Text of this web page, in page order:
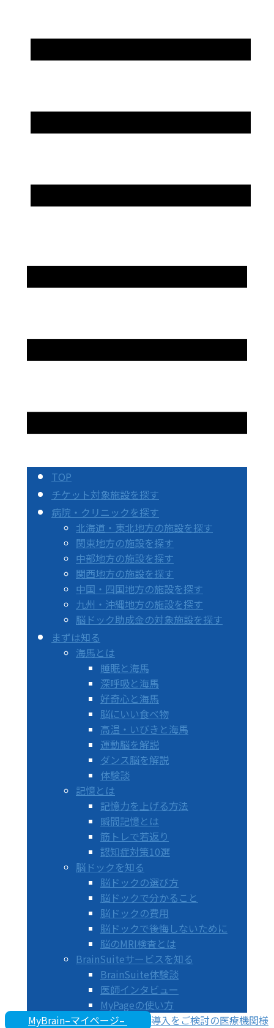
TOP
チケット対象施設を探す
病院・クリニックを探す
北海道・東北地方の施設を探す
関東地方の施設を探す
中部地方の施設を探す
関西地方の施設を探す
中国・四国地方の施設を探す
九州・沖縄地方の施設を探す
脳ドック助成金の対象施設を探す
まずは知る
海馬とは
睡眠と海馬
深呼吸と海馬
好奇心と海馬
脳にいい食べ物
高温・いびきと海馬
運動脳を解説
ダンス脳を解説
体験談
記憶とは
記憶力を上げる方法
瞬間記憶とは
筋トレで若返り
認知症対策10選
脳ドックを知る
脳ドックの選び方
脳ドックで分かること
脳ドックの費用
脳ドックで後悔しないために
脳のMRI検査とは
BrainSuiteサービスを知る
BrainSuite体験談
医師インタビュー
MyPageの使い方
MyBrain–マイページ–
導入をご検討の医療機関様